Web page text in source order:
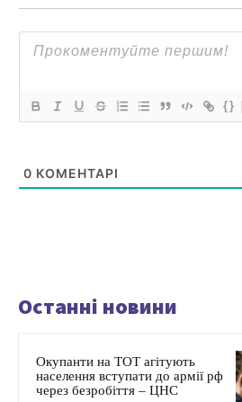
{}
0 КОМЕНТАРІ
Останні новини
Окупанти на ТОТ агітують
населення вступати до армії рф
через безробіття – ЦНС